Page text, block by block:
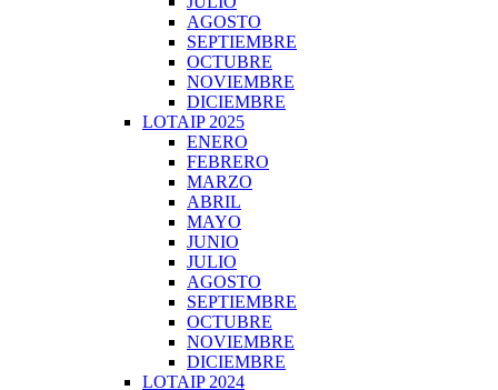
AGOSTO
SEPTIEMBRE
OCTUBRE
NOVIEMBRE
DICIEMBRE
LOTAIP 2025
ENERO
FEBRERO
MARZO
ABRIL
MAYO
JUNIO
JULIO
AGOSTO
SEPTIEMBRE
OCTUBRE
NOVIEMBRE
DICIEMBRE
LOTAIP 2024